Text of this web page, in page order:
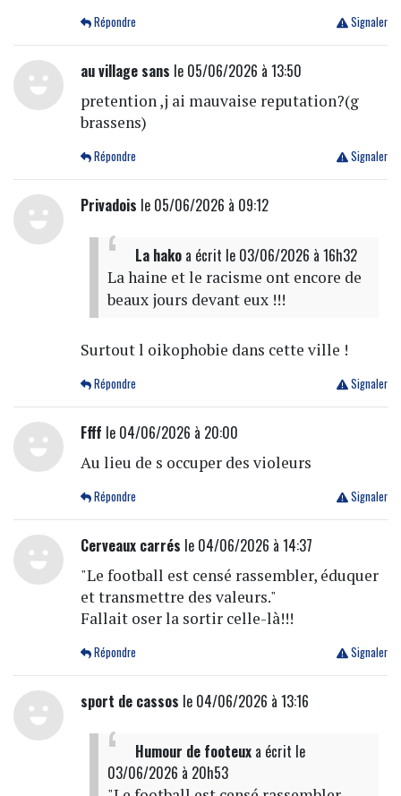
Signaler
Répondre
au village sans le 05/06/2026 à 13:50
pretention ,j ai mauvaise reputation?(g
brassens)
Signaler
Répondre
Privadois le 05/06/2026 à 09:12
La hakoa écrit le 03/06/2026 à 16h32
La haine et le racisme ont encore de
beaux jours devant eux !!!
Surtout l oikophobie dans cette ville !
Signaler
Répondre
Ffff le 04/06/2026 à 20:00
Au lieu de s occuper des violeurs
Signaler
Répondre
Cerveaux carrés le 04/06/2026 à 14:37
"Le football est censé rassembler, éduquer
et transmettre des valeurs."
Fallait oser la sortir celle-là!!!
Signaler
Répondre
sport de cassos le 04/06/2026 à 13:16
Humour de footeuxa écrit le
03/06/2026 à 20h53